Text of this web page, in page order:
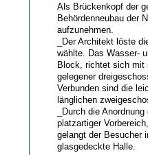
Als Brückenkopf der
Behördenneubau der
aufzunehmen.
_Der Architekt löste
wählte. Das Wasser-
Block, richtet sich mit
gelegener
Verbunden sind die
länglichen
_Durch die
platzartiger
gelangt der Besucher
glasgedeckte Halle.